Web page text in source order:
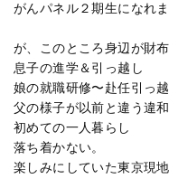
がんパネル２期生になれま
が、このところ身辺が財
息子の進学＆引っ越し
娘の就職研修〜赴任引っ
父の様子が以前と違う違
初めての一人暮らし
落ち着かない。
楽しみにしていた東京現